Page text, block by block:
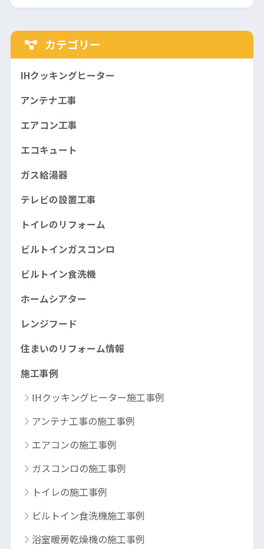
カテゴリー
IHクッキングヒーター
アンテナ工事
エアコン工事
エコキュート
ガス給湯器
テレビの設置工事
トイレのリフォーム
ビルトインガスコンロ
ビルトイン食洗機
ホームシアター
レンジフード
住まいのリフォーム情報
施工事例
IHクッキングヒーター施工事例
アンテナ工事の施工事例
エアコンの施工事例
ガスコンロの施工事例
トイレの施工事例
ビルトイン食洗機施工事例
浴室暖房乾燥機の施工事例